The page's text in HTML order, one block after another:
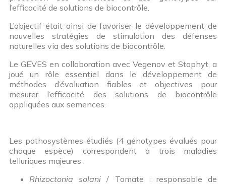
l’efficacité de solutions de biocontrôle.
L’objectif était ainsi de favoriser le développement de
nouvelles stratégies de stimulation des défenses
naturelles via des solutions de biocontrôle.
Le GEVES en collaboration avec Vegenov et Staphyt, a
joué un rôle essentiel dans le développement de
méthodes d’évaluation fiables et objectives pour
mesurer l’efficacité des solutions de biocontrôle
appliquées aux semences.
Les pathosystèmes étudiés (4 génotypes évalués pour
chaque espèce) correspondent à trois maladies
telluriques majeures :
Rhizoctonia solani/ Tomate : responsable de